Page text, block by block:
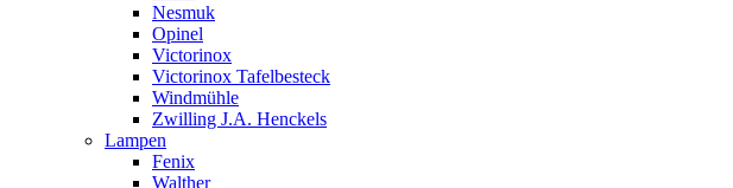
Nesmuk
Opinel
Victorinox
Victorinox Tafelbesteck
Windmühle
Zwilling J.A. Henckels
Lampen
Fenix
Walther